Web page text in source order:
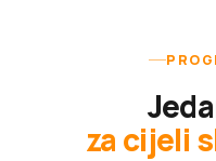
za cijeli